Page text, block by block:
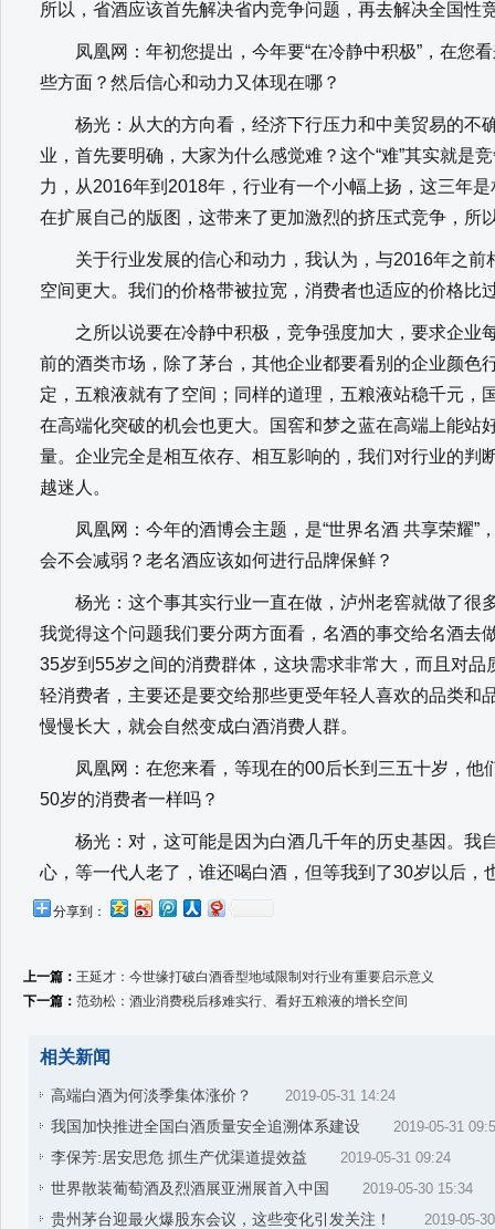
所以，省酒应该首先解决省内竞争问题，再去解决全国性
凤凰网：年初您提出，今年要“在冷静中积极”，在您
些方面？然后信心和动力又体现在哪？
杨光：从大的方向看，经济下行压力和中美贸易的不
业，首先要明确，大家为什么感觉难？这个“难”其实就是
力，从2016年到2018年，行业有一个小幅上扬，这三年
在扩展自己的版图，这带来了更加激烈的挤压式竞争，所
关于行业发展的信心和动力，我认为，与2016年之前
空间更大。我们的价格带被拉宽，消费者也适应的价格比
之所以说要在冷静中积极，竞争强度加大，要求企业
前的酒类市场，除了茅台，其他企业都要看别的企业颜色
定，五粮液就有了空间；同样的道理，五粮液站稳千元，
在高端化突破的机会也更大。国窖和梦之蓝在高端上能站
量。企业完全是相互依存、相互影响的，我们对行业的判
越迷人。
凤凰网：今年的酒博会主题，是“世界名酒 共享荣耀”
会不会减弱？老名酒应该如何进行品牌保鲜？
杨光：这个事其实行业一直在做，泸州老窖就做了很
我觉得这个问题我们要分两方面看，名酒的事交给名酒去
35岁到55岁之间的消费群体，这块需求非常大，而且对
轻消费者，主要还是要交给那些更受年轻人喜欢的品类和
慢慢长大，就会自然变成白酒消费人群。
凤凰网：在您来看，等现在的00后长到三五十岁，他
50岁的消费者一样吗？
杨光：对，这可能是因为白酒几千年的历史基因。我
心，等一代人老了，谁还喝白酒，但等我到了30岁以后，
分享到：
上一篇： 王延才：今世缘打破白酒香型地域限制对行业有重要启示意义
下一篇： 范劲松：酒业消费税后移难实行、看好五粮液的增长空间
相关新闻
高端白酒为何淡季集体涨价？ 2019-05-31 14:24
我国加快推进全国白酒质量安全追溯体系建设 2019-05-31
李保芳:居安思危 抓生产优渠道提效益 2019-05-31 09:24
世界散装葡萄酒及烈酒展亚洲展首入中国 2019-05-30 15:34
贵州茅台迎最火爆股东会议，这些变化引发关注！ 2019-05-